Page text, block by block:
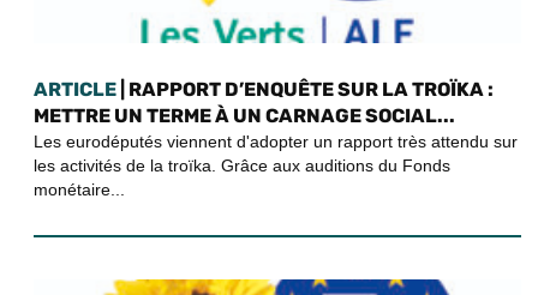
ARTICLE | RAPPORT D’ENQUÊTE SUR LA TROÏKA :
METTRE UN TERME À UN CARNAGE SOCIAL...
Les eurodéputés viennent d'adopter un rapport très attendu sur
les activités de la troïka. Grâce aux auditions du Fonds
monétaire...